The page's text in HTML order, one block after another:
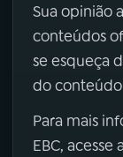
Sua opinião
conteúdos
se esqueça
do conteúdo
Para mais
EBC,